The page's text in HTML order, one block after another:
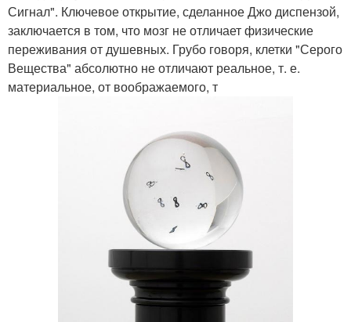
Сигнал". Ключевое открытие, сделанное Джо диспензой,
заключается в том, что мозг не отличает физические
переживания от душевных. Грубо говоря, клетки "Серого
Вещества" абсолютно не отличают реальное, т. е.
материальное, от воображаемого, т